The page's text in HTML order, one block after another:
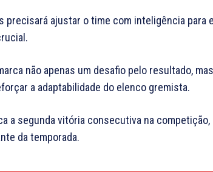
precisará ajustar o time com inteligência para
não apenas um desafio pelo resultado,
a adaptabilidade do elenco gremista.
a segunda vitória consecutiva na
da temporada.